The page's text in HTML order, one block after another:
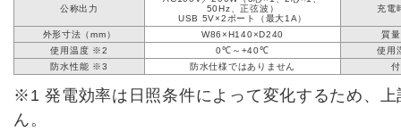
公称出力
50Hz、正弦波）
USB 5V×2ポート（最大1A）
充電
外形寸法（mm） W86×H140×D240
質
使用温度 ※2
0℃～+40℃
使用
防水性能 ※3
防水仕様ではありません
※1 発電効率は日照条件によって変化するため、
ん。